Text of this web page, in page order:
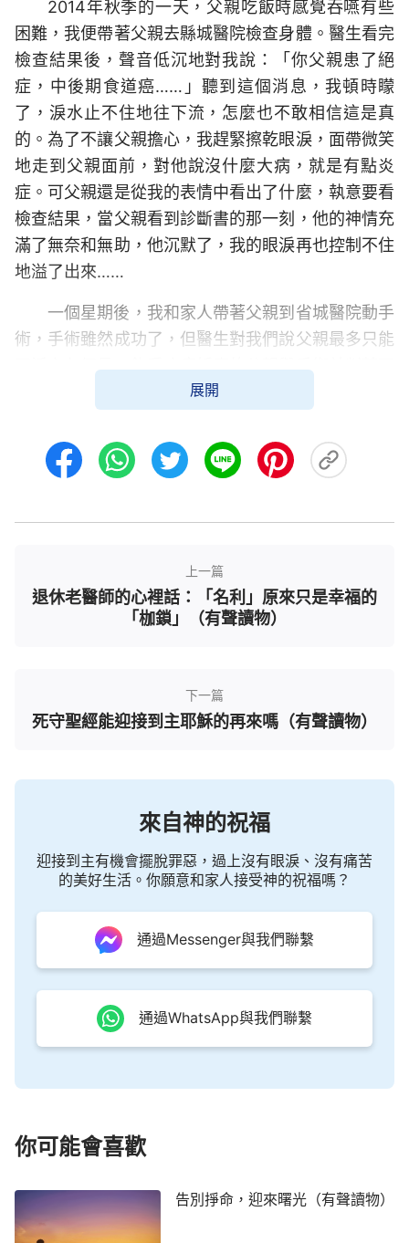
2014年秋季的一天，父親吃飯時感覺吞嚥有些
困難，我便帶著父親去縣城醫院檢查身體。醫生看完
檢查結果後，聲音低沉地對我說：「你父親患了絕
症，中後期食道癌……」聽到這個消息，我頓時矇
了，淚水止不住地往下流，怎麼也不敢相信這是真
的。為了不讓父親擔心，我趕緊擦乾眼淚，面帶微笑
地走到父親面前，對他說沒什麼大病，就是有點炎
症。可父親還是從我的表情中看出了什麼，執意要看
檢查結果，當父親看到診斷書的那一刻，他的神情充
滿了無奈和無助，他沉默了，我的眼淚再也控制不住
地溢了出來……
一個星期後，我和家人帶著父親到省城醫院動手
術，手術雖然成功了，但醫生對我們說父親最多只能
再活六七個月。飽受病痛折磨的父親與手術前判若兩
人，瘦了四十多斤，他的臉上不再有笑容，而是滿了
性要強不曾在人前表現過軟弱的父親卻像個孩子似的
傷心地哭了，說做夢也沒想到自己會得這病……一向
來回應。手術後的化療讓一向剛強的父親難以支撐，
不想死，可是身體明顯一天不如一天，我恐怕沒有幾
天日子了……」父親的眼神中滿了對死亡的恐懼，我
心裡一陣酸楚，卻又無能為力……不久，父親的病情
氣神兒，死寂的眼神伴隨著哽咽的聲音，父親帶著滿
父親的離開對我觸動很大，想想父親一生特別要
也得到了親朋好友的羨慕、高看，可這些都沒能挽留
住他的生命。我不禁思想：「父親一生所追求的到底
有什麼價值呢？如果錢財、名利能讓父親活得踏實坦
然，為什麼父親臨走前卻滿是遺憾和恐懼？為什麼父
親要說『如果還有來生，我就信神……』這話呢？」
父親雖然名利雙收，風光無限，但他的一生並不圓
滿！我不禁想到神的話說：「撒但用名和利來控制人
的思想，讓人的思想只想著名和利，為名利奮鬥，為
名利吃苦，為名利忍辱負重，為名利犧牲自己的一
給人戴上了一個無形的枷鎖，這個枷鎖戴在人身上，
覺地在戴著枷鎖的情況下一步一步艱難地往前走。為
變得越來越邪惡，就這樣一代又一代的人被毀在了撒
但的名和利當中。」
展開
上一篇
退休老醫師的心裡話：「名利」原來只是幸福的
「枷鎖」（有聲讀物）
下一篇
死守聖經能迎接到主耶穌的再來嗎（有聲讀物）
來自神的祝福
迎接到主有機會擺脫罪惡，過上沒有眼淚、沒有痛苦
的美好生活。你願意和家人接受神的祝福嗎？
通過Messenger與我們聯繫
通過WhatsApp與我們聯繫
你可能會喜歡
告別掙命，迎來曙光（有聲讀物）